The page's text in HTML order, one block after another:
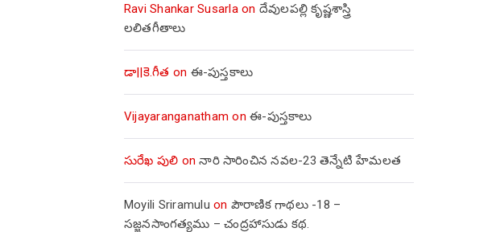
Ravi Shankar Susarlaon దేవులపల్లి కృష్ణశాస్త్రి
లలితగీతాలు
డా||కె.గీత on ఈ-పుస్తకాలు
Vijayaranganatham onఈ-పుస్తకాలు
సురేఖ పులి onనారి సారించిన నవల-23 తెన్నేటి హేమలత
Moyili Sriramulu on పౌరాణిక గాథలు -18 –
సజ్జనసాంగత్యము – చంద్రహాసుడు కథ.